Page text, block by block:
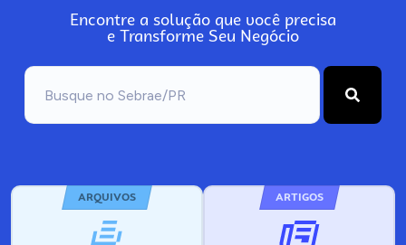
Encontre a solução que você precisa
e Transforme Seu Negócio
ARQUIVOS ARTIGOS